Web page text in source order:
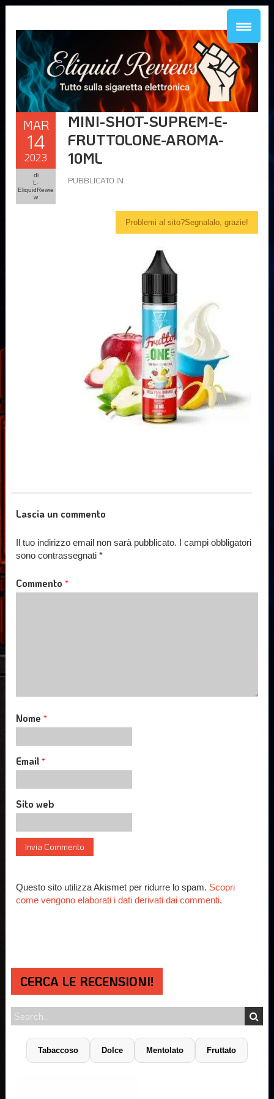
MAR
14
2023
di
L-
EliquidRewie
w
MINI-SHOT-SUPREM-E-
FRUTTOLONE-AROMA-
10ML
PUBBLICATO IN
Problemi al sito?Segnalalo, grazie!
Lascia un commento
Il tuo indirizzo email non sarà pubblicato. I campi obbligatori
sono contrassegnati*
Commento*
Nome*
Email*
Sito web
Questo sito utilizza Akismet per ridurre lo spam. Scopri
come vengono elaborati i dati derivati dai commenti.
CERCA LE RECENSIONI!
Tabaccoso Dolce Mentolato Fruttato